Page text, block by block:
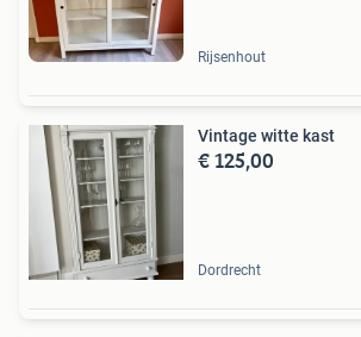
Rijsenhout
Vintage witte kast
€ 125,00
Dordrecht